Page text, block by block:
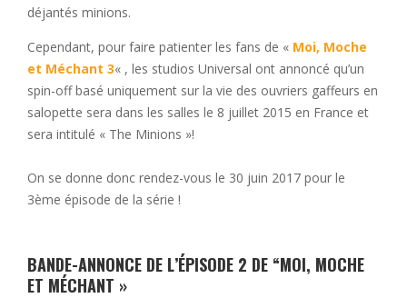
déjantés minions.
Cependant, pour faire patienter les fans de « Moi, Moche
et Méchant 3« , les studios Universal ont annoncé qu’un
spin-off basé uniquement sur la vie des ouvriers gaffeurs en
salopette sera dans les salles le 8 juillet 2015 en France et
sera intitulé « The Minions »!
On se donne donc rendez-vous le 30 juin 2017 pour le
3ème épisode de la série !
BANDE-ANNONCE DE L’ÉPISODE 2 DE “MOI, MOCHE
ET MÉCHANT »